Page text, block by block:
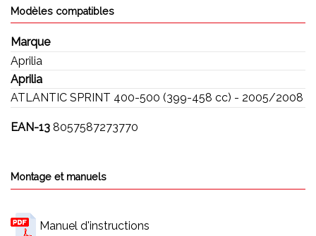
Modèles compatibles
Marque
Aprilia
Aprilia
ATLANTIC SPRINT 400-500 (399-458 cc) - 2005/2008
EAN-13 8057587273770
Montage et manuels
Manuel d'instructions